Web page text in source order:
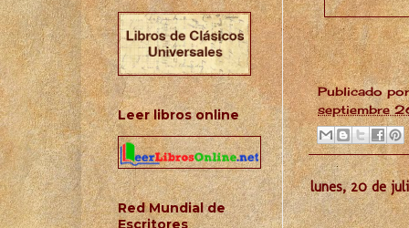
Publicado
septiembre
lunes, 20 de
Leer libros online
Red Mundial de
Escritores